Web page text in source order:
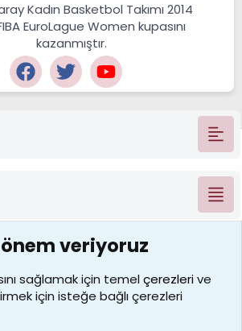
Kadın Basketbol Takımı 2014
EuroLague Women kupasını
kazanmıştır.
veriyoruz
sağlamak için temelçerezlerive
için isteğe bağlı çerezleri